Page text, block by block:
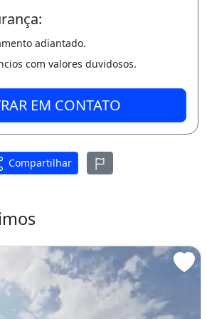
Espelhado;
Toda de LED;
INLUSO
adiantado.
com valores duvidosos.
EM CONTATO
Compartilhar